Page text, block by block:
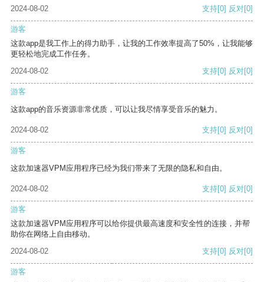
2024-08-02
支持[0] 反对[0]
游客
这款app是我工作上的得力助手，让我的工作效率提高了50%，让我能够
更轻松地完成工作任务。
2024-08-02
支持[0] 反对[0]
游客
这款app的音乐资源非常优质，可以让我尽情享受音乐的魅力。
2024-08-02 支持[0] 反对[0]
游客
这款加速器VPM应用程序已经为我们带来了无限的隐私和自由。
2024-08-02 支持[0] 反对[0]
游客
这款加速器VPM应用程序可以给你提供最高速度和安全性的连接，并帮
助你在网络上自由移动。
2024-08-02
支持[0] 反对[0]
游客